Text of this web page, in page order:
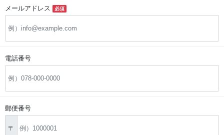
メールアドレス 必須
電話番号
郵便番号
〒